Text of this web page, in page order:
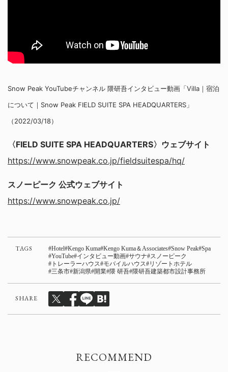
Snow Peak YouTubeチャンネル 隈研吾インタビュー動画「Villa｜宿泊
について｜Snow Peak FIELD SUITE SPA HEADQUARTERS」
（2022/03/18）
〈FIELD SUITE SPA HEADQUARTERS〉ウェブサイト
https://www.snowpeak.co.jp/fieldsuitespa/hq/
スノーピーク 公式ウェブサイト
https://www.snowpeak.co.jp/
TAGS Hotel Kengo Kuma Kengo Kuma＆Associates Snow Peak Spa
YouTube インタビュー動画 サウナ スノーピーク
トレーラーハウス モバイルハウス
リゾートホテル
三条市 新潟県 開業 隈 研吾 隈研吾建築都市設計事務所
SHARE
RECOMMEND